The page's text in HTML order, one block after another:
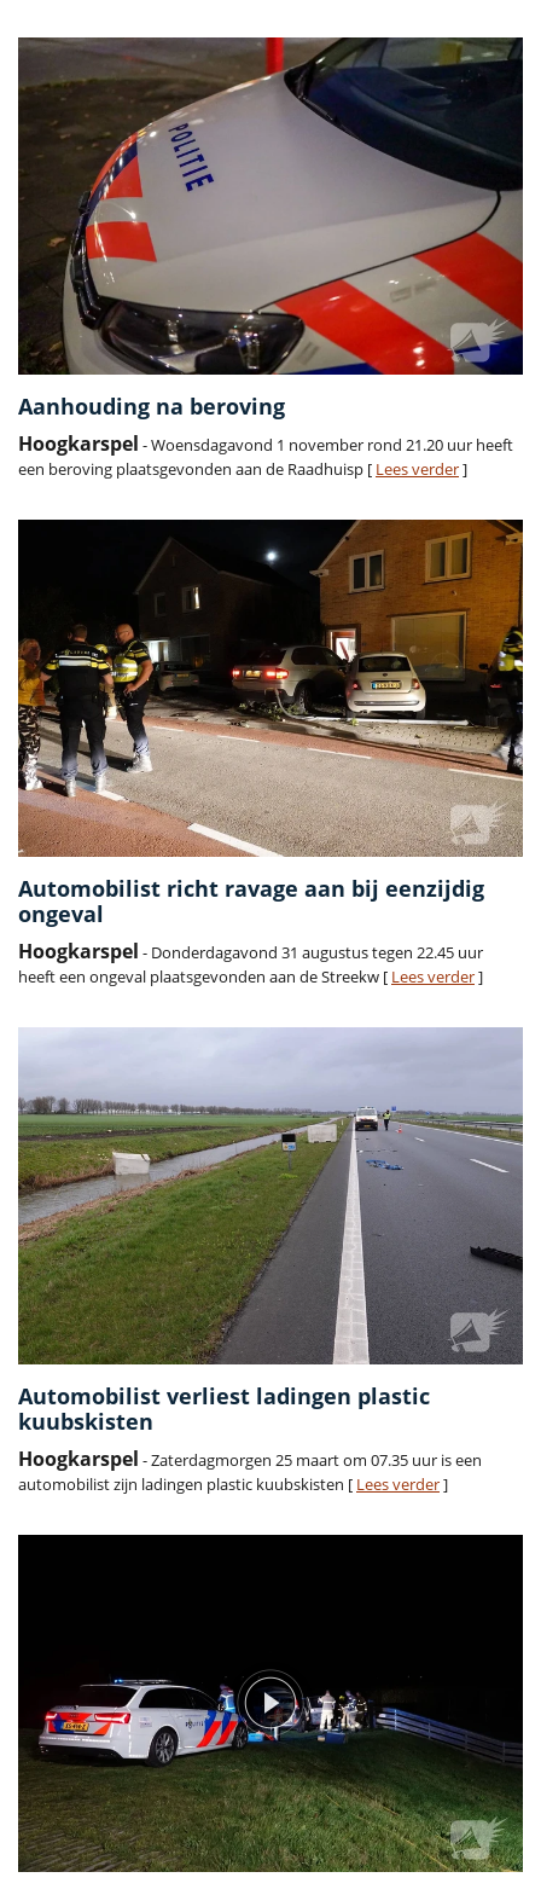
Aanhouding na beroving
Hoogkarspel - Woensdagavond 1 november rond 21.20 uur heeft
een beroving plaatsgevonden aan de Raadhuisp [ Lees verder]
Automobilist richt ravage aan bij eenzijdig
ongeval
Hoogkarspel - Donderdagavond 31 augustus tegen 22.45 uur
heeft een ongeval plaatsgevonden aan de Streekw [ Lees verder]
Automobilist verliest ladingen plastic
kuubskisten
Hoogkarspel - Zaterdagmorgen 25 maart om 07.35 uur is een
automobilist zijn ladingen plastic kuubskisten [ Lees verder]